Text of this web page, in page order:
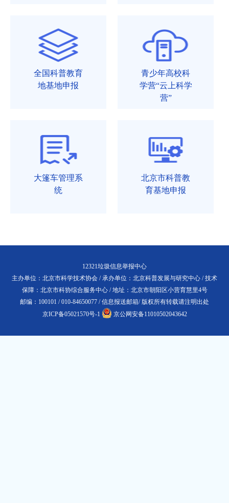
全国科普教育
地基地申报
青少年高校科
学营“云上科学
营”
大篷车管理系
统
北京市科普教
育基地申报
12321垃圾信息举报中心
主办单位：北京市科学技术协会 / 承办单位：北京科普发展与研究中心 / 技术
保障：北京市科协综合服务中心 / 地址：北京市朝阳区小营育慧里4号
邮编：100101 / 010-84650077 /信息报送邮箱/ 版权所有转载请注明出处
京ICP备05021570号-1
京公网安备11010502043642